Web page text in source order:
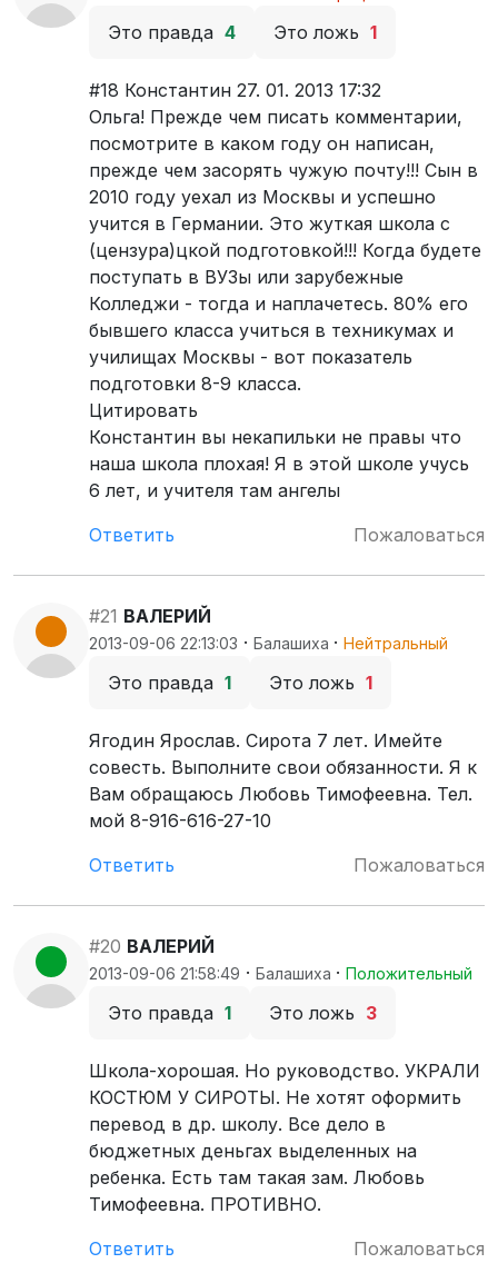
Это правда 4 Это ложь 1
#18 Константин 27. 01. 2013 17:32
Ольга! Прежде чем писать комментарии,
посмотрите в каком году он написан,
прежде чем засорять чужую почту!!! Сын в
2010 году уехал из Москвы и успешно
учится в Германии. Это жуткая школа с
(цензура)цкой подготовкой!!! Когда будете
поступать в ВУЗы или зарубежные
Колледжи - тогда и наплачетесь. 80% его
бывшего класса учиться в техникумах и
училищах Москвы - вот показатель
подготовки 8-9 класса.
Цитировать
Константин вы некапильки не правы что
наша школа плохая! Я в этой школе учусь
6 лет, и учителя там ангелы
Ответить
Пожаловаться
#21 ВАЛЕРИЙ
2013-09-06 22:13:03 · Балашиха · Нейтральный
Это правда 1 Это ложь 1
Ягодин Ярослав. Сирота 7 лет. Имейте
совесть. Выполните свои обязанности. Я к
Вам обращаюсь Любовь Тимофеевна. Тел.
мой 8-916-616-27-10
Ответить
Пожаловаться
#20 ВАЛЕРИЙ
2013-09-06 21:58:49 · Балашиха · Положительный
Это правда 1 Это ложь 3
Школа-хорошая. Но руководство. УКРАЛИ
КОСТЮМ У СИРОТЫ. Не хотят оформить
перевод в др. школу. Все дело в
бюджетных деньгах выделенных на
ребенка. Есть там такая зам. Любовь
Тимофеевна. ПРОТИВНО.
Ответить
Пожаловаться